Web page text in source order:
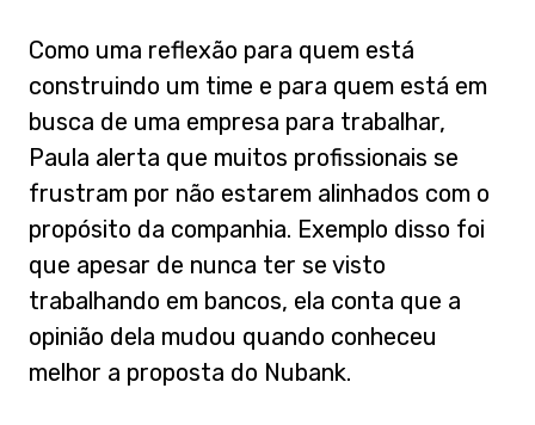
Como uma reflexão para quem está
construindo um time e para quem está em
busca de uma empresa para trabalhar,
Paula alerta que muitos profissionais se
frustram por não estarem alinhados com o
propósito da companhia. Exemplo disso foi
que apesar de nunca ter se visto
trabalhando em bancos, ela conta que a
opinião dela mudou quando conheceu
melhor a proposta do Nubank.